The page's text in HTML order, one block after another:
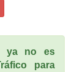
ya no es
para